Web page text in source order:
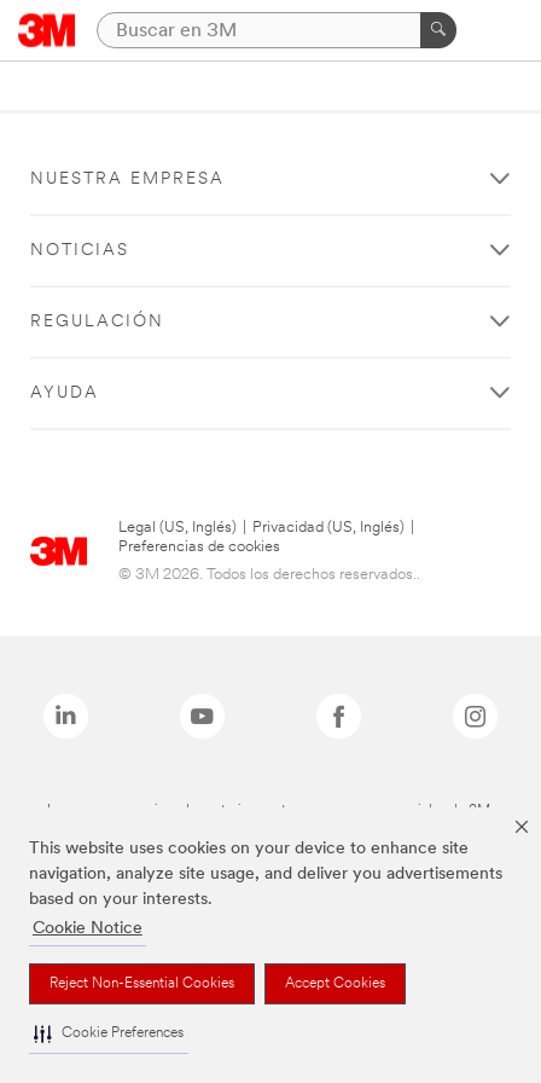
This website uses cookies on your device to enhance site
navigation, analyze site usage, and deliver you advertisements
based on your interests.
Cookie Notice
Reject Non-Essential Cookies Accept Cookies
Cookie Preferences
NUESTRA EMPRESA
NOTICIAS
REGULACIÓN
AYUDA
Legal (US, Inglés) Privacidad (US, Inglés)
Preferencias de cookies
© 3M 2026. Todos los derechos reservados..
Las marcas mencionadas anteriormente son marcas comerciales de 3M.